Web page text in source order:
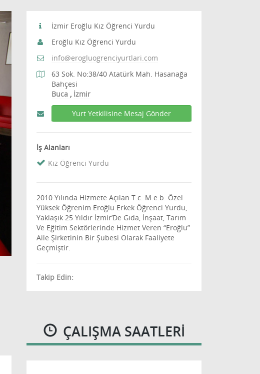
İzmir Eroğlu Kız Öğrenci Yurdu
Eroğlu Kız Öğrenci Yurdu
info@erogluogrenciyurtlari.com
63 Sok. No:38/40 Atatürk Mah. Hasanağa
Bahçesi
Buca , İzmir
Yurt Yetkilisine Mesaj Gönder
İş Alanları
Kız Öğrenci Yurdu
2010 Yılında Hizmete Açılan T.c. M.e.b. Özel
Yüksek Öğrenim Eroğlu Erkek Öğrenci Yurdu,
Yaklaşık 25 Yıldır İzmir’De Gıda, İnşaat, Tarım
Ve Eğitim Sektörlerinde Hizmet Veren “Eroğlu”
Aile Şirketinin Bir Şubesi Olarak Faaliyete
Geçmiştir.
Takip Edin:
ÇALIŞMA SAATLERI